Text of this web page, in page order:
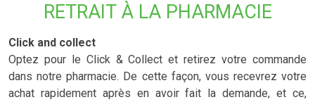
RETRAIT À LA PHARMACIE
Click and collect
Optez pour le Click & Collect et retirez votre commande
dans notre pharmacie. De cette façon, vous recevrez votre
achat rapidement après en avoir fait la demande, et ce,